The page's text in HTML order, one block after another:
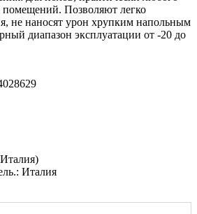
Позволяют легко
не наносят урон хрупким напольным
диапазон эксплуатации от -20 до
Италия